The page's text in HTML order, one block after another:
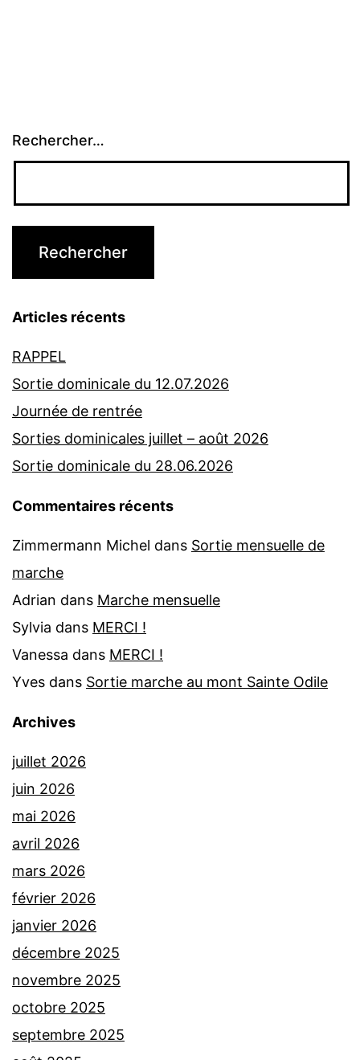
Rechercher…
Articles récents
RAPPEL
Sortie dominicale du 12.07.2026
Journée de rentrée
Sorties dominicales juillet – août 2026
Sortie dominicale du 28.06.2026
Commentaires récents
Zimmermann Michel dans Sortie mensuelle de
marche
Adrian dans Marche mensuelle
Sylvia dans MERCI !
Vanessa dans MERCI !
Yves dans Sortie marche au mont Sainte Odile
Archives
juillet 2026
juin 2026
mai 2026
avril 2026
mars 2026
février 2026
janvier 2026
décembre 2025
novembre 2025
octobre 2025
septembre 2025